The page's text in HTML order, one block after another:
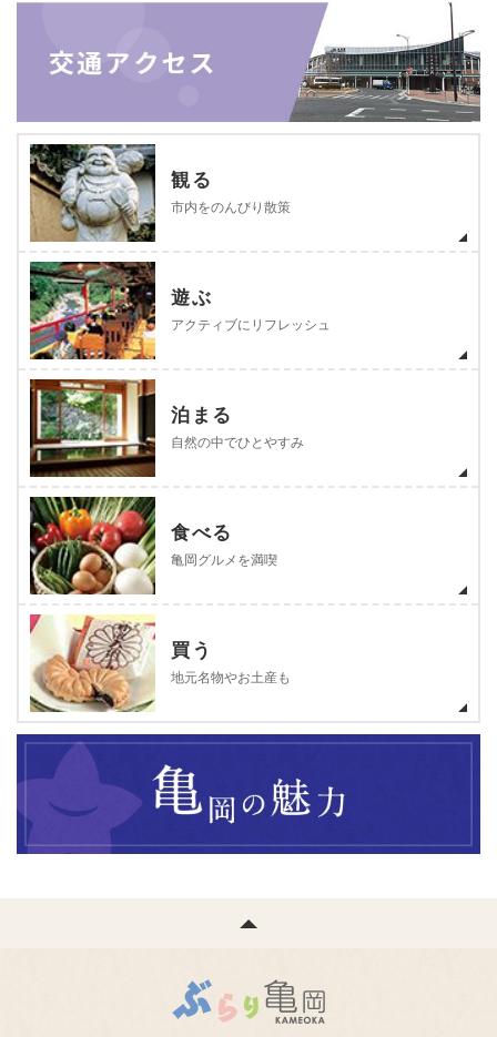
観る
市内をのんびり散策
遊ぶ
アクティブにリフレッシュ
泊まる
自然の中でひとやすみ
食べる
亀岡グルメを満喫
買う
地元名物やお土産も